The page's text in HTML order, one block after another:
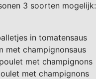
3 soorten mogelijk:
in tomatensaus
met champignonsaus
met champignons
met champignons